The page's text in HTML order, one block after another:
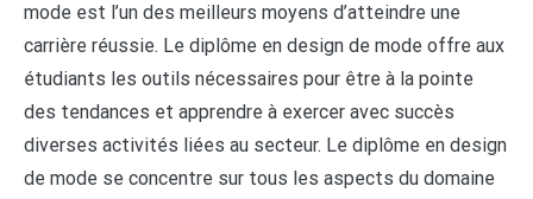
mode est l’un des meilleurs moyens d’atteindre une
carrière réussie. Le diplôme en design de mode offre aux
étudiants les outils nécessaires pour être à la pointe
des tendances et apprendre à exercer avec succès
diverses activités liées au secteur. Le diplôme en design
de mode se concentre sur tous les aspects du domaine